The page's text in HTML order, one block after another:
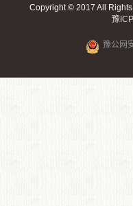
Copyright © 2017 All
豫
豫公网